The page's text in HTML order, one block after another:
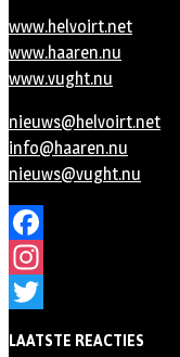
www.helvoirt.net
www.haaren.nu
www.vught.nu
nieuws@helvoirt.net
info@haaren.nu
nieuws@vught.nu
Facebook
Instagram
LAATSTE REACTIES